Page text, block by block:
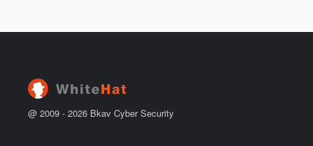
@ 2009 - 2026 Bkav Cyber Security